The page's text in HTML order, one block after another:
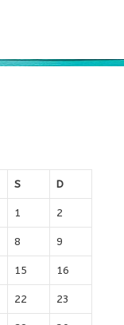
S D
1 2
8 9
15 16
22 23